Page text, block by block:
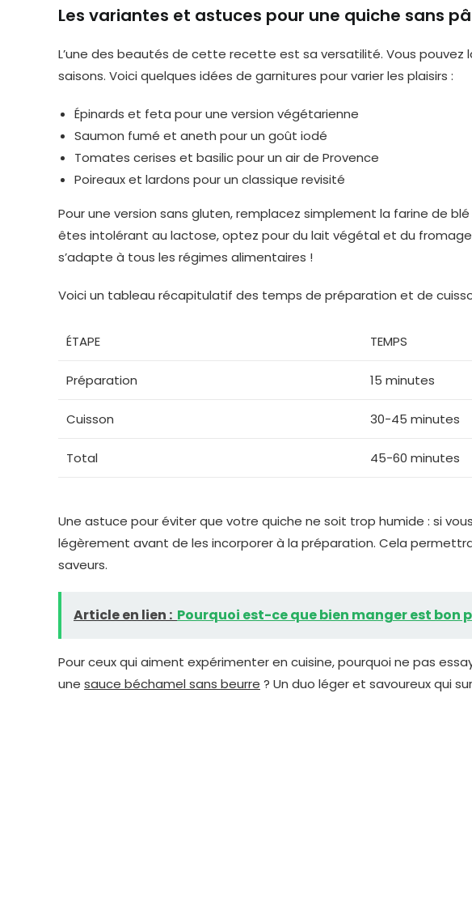
Les variantes et astuces pour une quiche sans
L’une des beautés de cette recette est sa versatilité. Vous pouvez
saisons. Voici quelques idées de garnitures pour varier les plaisirs :
Épinards et feta pour une version végétarienne
Saumon fumé et aneth pour un goût iodé
Tomates cerises et basilic pour un air de Provence
Poireaux et lardons pour un classique revisité
Pour une version sans gluten, remplacez simplement la farine de
êtes intolérant au lactose, optez pour du lait végétal et du
s’adapte à tous les régimes alimentaires !
Voici un tableau récapitulatif des temps de préparation et de
ÉTAPE TEMPS
Préparation 15 minutes
Cuisson 30-45 minutes
Total 45-60 minutes
Une astuce pour éviter que votre quiche ne soit trop humide : si
légèrement avant de les incorporer à la préparation. Cela permettra
saveurs.
Article en lien : Pourquoi est-ce que bien manger est bon
Pour ceux qui aiment expérimenter en cuisine, pourquoi ne pas
une sauce béchamel sans beurre ? Un duo léger et savoureux qui